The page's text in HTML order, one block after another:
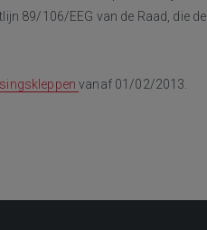
89/106/EEG van de Raad, die de
vanaf 01/02/2013.